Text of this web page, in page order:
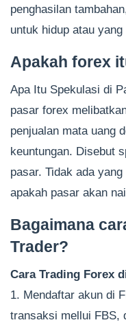
penghasilan
untuk hidup atau
Apakah forex
Apa Itu Spekulasi di
pasar forex
penjualan mata uang
keuntungan. Disebut
pasar. Tidak ada
apakah pasar akan
Bagaimana
Trader?
Cara Trading Forex
1. Mendaftar akun di
transaksi mellui FBS,